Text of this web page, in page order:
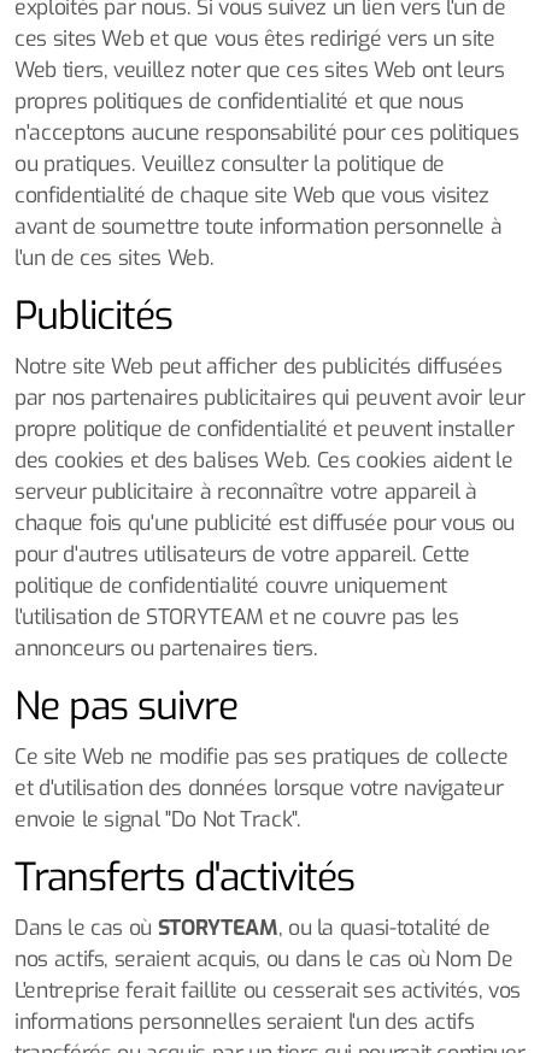
exploités par nous. Si vous suivez un lien vers l'un de
ces sites Web et que vous êtes redirigé vers un site
Web tiers, veuillez noter que ces sites Web ont leurs
propres politiques de confidentialité et que nous
n'acceptons aucune responsabilité pour ces politiques
ou pratiques. Veuillez consulter la politique de
confidentialité de chaque site Web que vous visitez
avant de soumettre toute information personnelle à
l'un de ces sites Web.
Publicités
Notre site Web peut afficher des publicités diffusées
par nos partenaires publicitaires qui peuvent avoir leur
propre politique de confidentialité et peuvent installer
des cookies et des balises Web. Ces cookies aident le
serveur publicitaire à reconnaître votre appareil à
chaque fois qu'une publicité est diffusée pour vous ou
pour d'autres utilisateurs de votre appareil. Cette
politique de confidentialité couvre uniquement
l'utilisation de STORYTEAM et ne couvre pas les
annonceurs ou partenaires tiers.
Ne pas suivre
Ce site Web ne modifie pas ses pratiques de collecte
et d'utilisation des données lorsque votre navigateur
envoie le signal "Do Not Track".
Transferts d'activités
Dans le cas où STORYTEAM, ou la quasi-totalité de
nos actifs, seraient acquis, ou dans le cas où Nom De
L'entreprise ferait faillite ou cesserait ses activités, vos
informations personnelles seraient l'un des actifs